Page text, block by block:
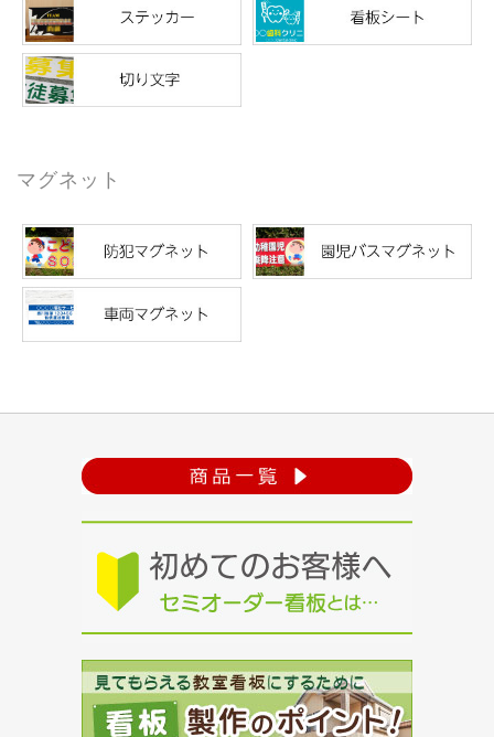
マグネット